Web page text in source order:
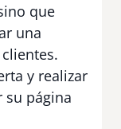
que
una
y realizar
su página